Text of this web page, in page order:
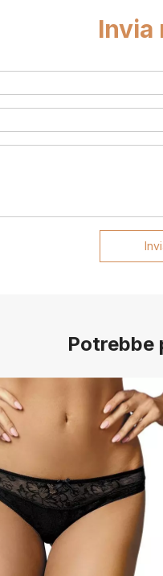
Invia
Potrebbe